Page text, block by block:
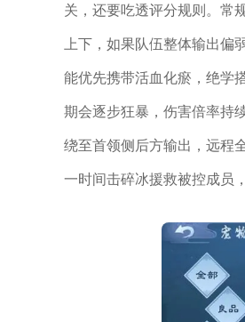
关，还要吃透评分规则。常
上下，如果队伍整体输出偏
能优先携带活血化瘀，绝学
期会逐步狂暴，伤害倍率持
绕至首领侧后方输出，远程
一时间击碎冰援救被控成员